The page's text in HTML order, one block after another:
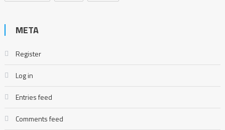
META
Register
Log in
Entries feed
Comments feed